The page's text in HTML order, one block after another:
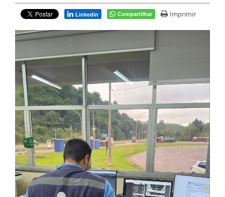
Linkedin Compartilhar Imprimir